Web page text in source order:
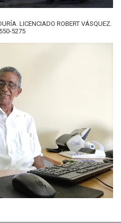
LICENCIADO ROBERT VÁSQUEZ.
5275